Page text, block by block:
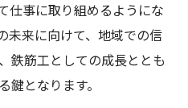
仕事に取り組めるようにな
未来に向けて、地域での信
鉄筋工としての成長ととも
となります。